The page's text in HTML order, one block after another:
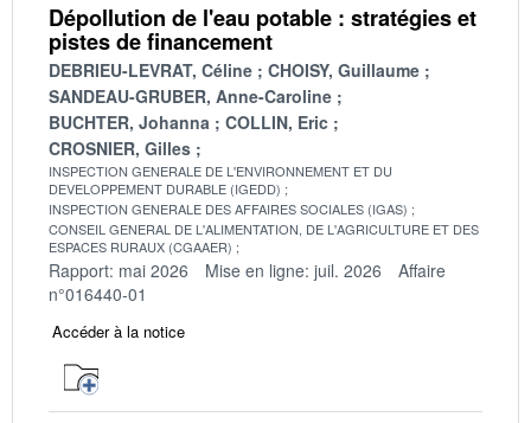
Dépollution de l'eau potable : stratégies et
pistes de financement
DEBRIEU-LEVRAT, Céline
CHOISY, Guillaume
SANDEAU-GRUBER, Anne-Caroline
BUCHTER, Johanna
COLLIN, Eric
CROSNIER, Gilles
INSPECTION GENERALE DE L'ENVIRONNEMENT ET DU
DEVELOPPEMENT DURABLE (IGEDD)
INSPECTION GENERALE DES AFFAIRES SOCIALES (IGAS)
CONSEIL GENERAL DE L'ALIMENTATION, DE L'AGRICULTURE ET DES
ESPACES RURAUX (CGAAER)
Rapport: mai 2026 Mise en ligne: juil. 2026
Affaire
n°016440-01
Accéder à la notice